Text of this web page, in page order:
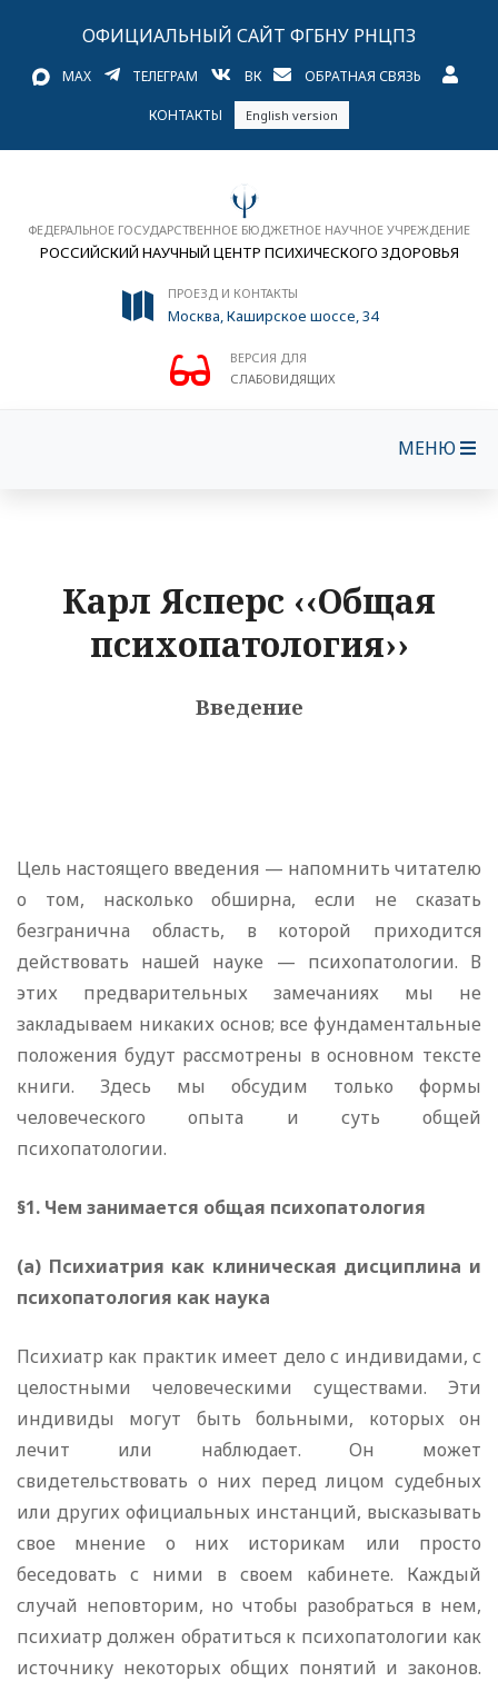
ОФИЦИАЛЬНЫЙ САЙТ ФГБНУ РНЦПЗ
MAX ТЕЛЕГРАМ ВК ОБРАТНАЯ СВЯЗЬ
КОНТАКТЫ English version
ФЕДЕРАЛЬНОЕ ГОСУДАРСТВЕННОЕ БЮДЖЕТНОЕ НАУЧНОЕ УЧРЕЖДЕНИЕ
РОССИЙСКИЙ НАУЧНЫЙ ЦЕНТР ПСИХИЧЕСКОГО ЗДОРОВЬЯ
ПРОЕЗД И КОНТАКТЫ
Москва, Каширское шоссе, 34
ВЕРСИЯ ДЛЯ
СЛАБОВИДЯЩИХ
МЕНЮ
Карл Ясперс ‹‹Общая
психопатология››
Введение
Цель настоящего введения — напомнить читателю
о том, насколько обширна, если не сказать
безгранична область, в которой приходится
действовать нашей науке — психопатологии. В
этих предварительных замечаниях мы не
закладываем никаких основ; все фундаментальные
положения будут рассмотрены в основном тексте
книги. Здесь мы обсудим только формы
человеческого опыта и суть общей
психопатологии.
§1. Чем занимается общая психопатология
(а) Психиатрия как клиническая дисциплина и
психопатология как наука
Психиатр как практик имеет дело с индивидами, с
целостными человеческими существами. Эти
индивиды могут быть больными, которых он
лечит или наблюдает. Он может
свидетельствовать о них перед лицом судебных
или других официальных инстанций, высказывать
свое мнение о них историкам или просто
беседовать с ними в своем кабинете. Каждый
случай неповторим, но чтобы разобраться в нем,
психиатр должен обратиться к психопатологии как
источнику некоторых общих понятий и законов.